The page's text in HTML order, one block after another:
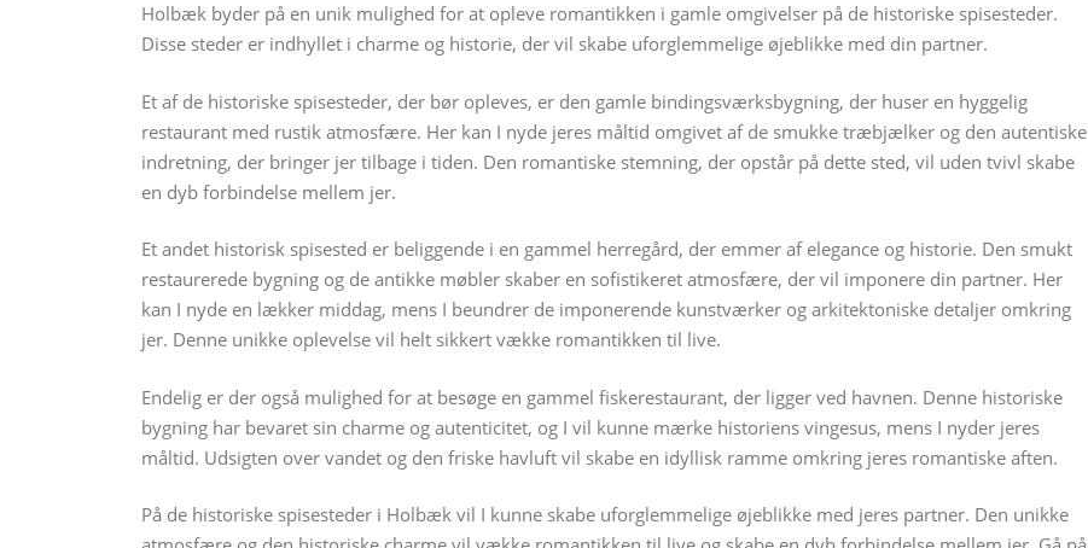
Holbæk byder på en unik mulighed for at opleve romantikken i gamle omgivelser på de historiske spisesteder.
Disse steder er indhyllet i charme og historie, der vil skabe uforglemmelige øjeblikke med din partner.
Et af de historiske spisesteder, der bør opleves, er den gamle bindingsværksbygning, der huser en hyggelig
restaurant med rustik atmosfære. Her kan I nyde jeres måltid omgivet af de smukke træbjælker og den autentiske
indretning, der bringer jer tilbage i tiden. Den romantiske stemning, der opstår på dette sted, vil uden tvivl skabe
en dyb forbindelse mellem jer.
Et andet historisk spisested er beliggende i en gammel herregård, der emmer af elegance og historie. Den smukt
restaurerede bygning og de antikke møbler skaber en sofistikeret atmosfære, der vil imponere din partner. Her
kan I nyde en lækker middag, mens I beundrer de imponerende kunstværker og arkitektoniske detaljer omkring
jer. Denne unikke oplevelse vil helt sikkert vække romantikken til live.
Endelig er der også mulighed for at besøge en gammel fiskerestaurant, der ligger ved havnen. Denne historiske
bygning har bevaret sin charme og autenticitet, og I vil kunne mærke historiens vingesus, mens I nyder jeres
måltid. Udsigten over vandet og den friske havluft vil skabe en idyllisk ramme omkring jeres romantiske aften.
På de historiske spisesteder i Holbæk vil I kunne skabe uforglemmelige øjeblikke med jeres partner. Den unikke